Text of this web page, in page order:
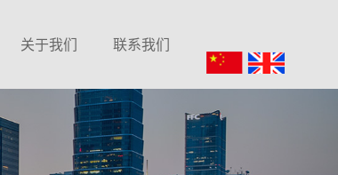
关于我们
公司简介
联系我们
在线留言
联系我们